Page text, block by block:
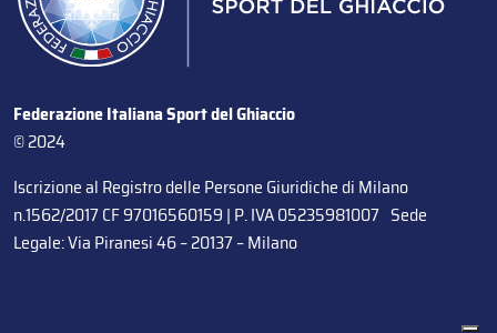
Federazione Italiana Sport del Ghiaccio
© 2024
Iscrizione al Registro delle Persone Giuridiche di Milano
n.1562/2017 CF 97016560159 | P. IVA 05235981007 Sede
Legale: Via Piranesi 46 – 20137 – Milano